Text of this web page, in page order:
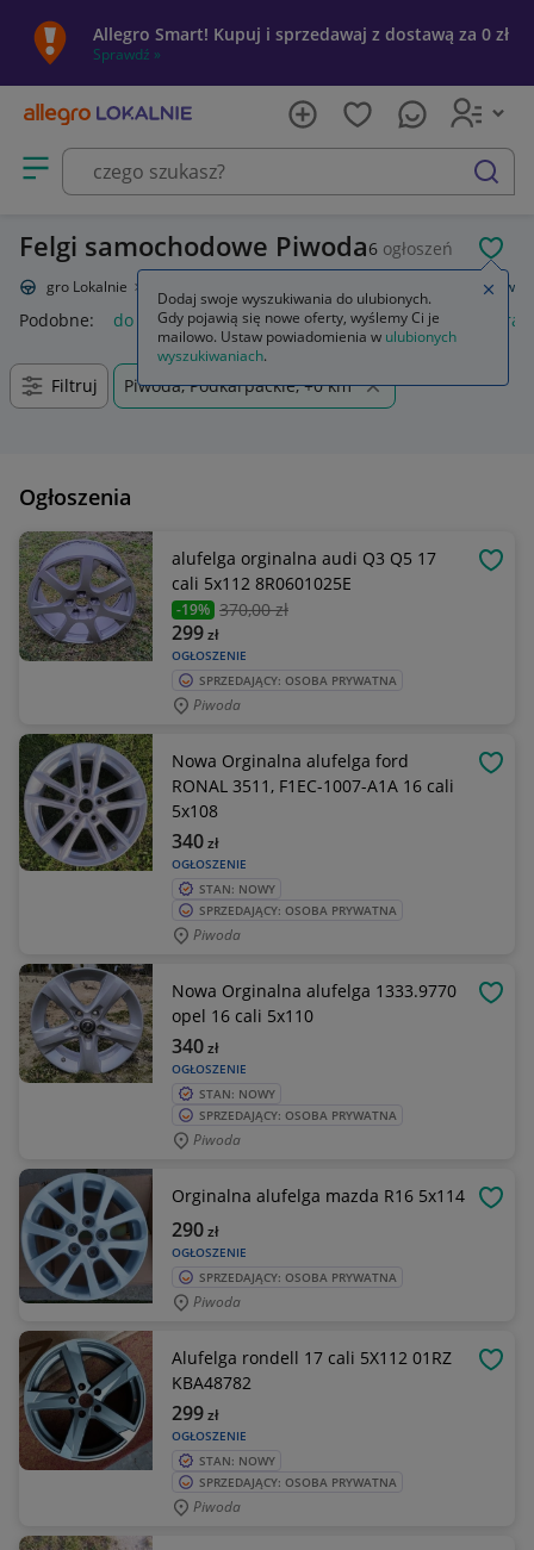
Allegro Smart! Kupuj i sprzedawaj z dostawą za 0 zł
Sprawdź »
Otwórz menu z kategoriami
szukaj
Felgi samochodowe Piwoda6 ogłoszeń
Allegro Lokalnie Do samochodów
Podobne: do samochodów gaśnica samochodowa kamera
Filtruj Piwoda, Podkarpackie, +0 km
Ogłoszenia
alufelga orginalna audi Q3 Q5 17
cali 5x112 8R0601025E
-19% 370,00 zł
OGŁOSZENIE
299zł
SPRZEDAJĄCY: OSOBA PRYWATNA
Piwoda
Nowa Orginalna alufelga ford
RONAL 3511, F1EC-1007-A1A 16 cali
5x108
OGŁOSZENIE
340zł
STAN: NOWY
SPRZEDAJĄCY: OSOBA PRYWATNA
Piwoda
Nowa Orginalna alufelga 1333.9770
opel 16 cali 5x110
OGŁOSZENIE
340zł
STAN: NOWY
SPRZEDAJĄCY: OSOBA PRYWATNA
Piwoda
Orginalna alufelga mazda R16 5x114
OGŁOSZENIE
290zł
SPRZEDAJĄCY: OSOBA PRYWATNA
Piwoda
Alufelga rondell 17 cali 5X112 01RZ
KBA48782
OGŁOSZENIE
299zł
STAN: NOWY
SPRZEDAJĄCY: OSOBA PRYWATNA
Piwoda
Dodaj swoje wyszukiwania do ulubionych.
Gdy pojawią się nowe oferty, wyślemy Ci je
mailowo. Ustaw powiadomienia w ulubionych
wyszukiwaniach.